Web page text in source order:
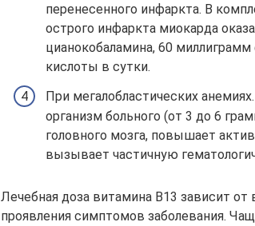
перенесенного инфаркта. В
острого инфаркта миокарда
цианокобаламина, 60
кислоты в сутки.
При мегалобластических
организм больного (от 3 до 6
головного мозга, повышает
вызывает частичную
Лечебная доза витамина В13 зависит от
проявления симптомов заболевания.